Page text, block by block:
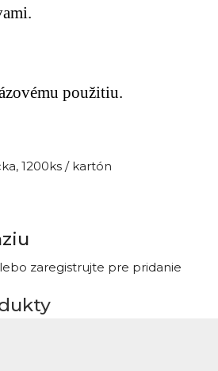
použitiu.
1200ks / kartón
zaregistrujte pre pridanie